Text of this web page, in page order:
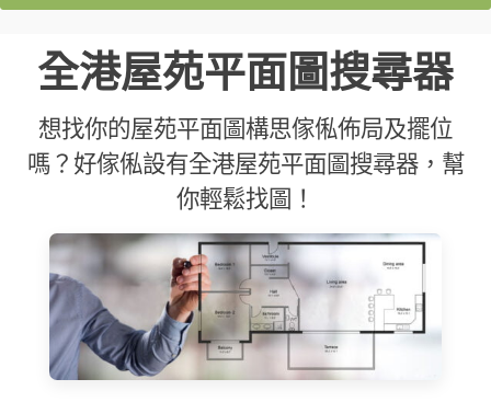
全港屋苑平面圖搜尋器
想找你的屋苑平面圖構思傢俬佈局及擺位
嗎？好傢俬設有全港屋苑平面圖搜尋器，幫
你輕鬆找圖！